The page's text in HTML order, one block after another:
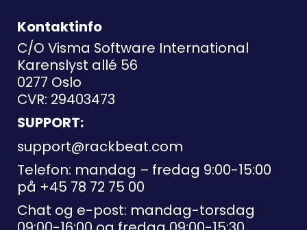
Kontaktinfo
C/O Visma Software International
Karenslyst allé 56
0277 Oslo
CVR: 29403473
SUPPORT:
support@rackbeat.com
Telefon: mandag – fredag 9:00-15:00
på +45 78 72 75 00
Chat og e-post: mandag-torsdag